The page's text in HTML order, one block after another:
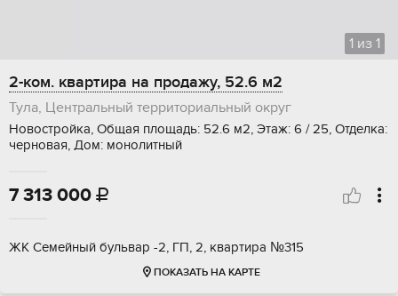
1 из 1
2-ком. квартира на продажу, 52.6 м2
Тула, Центральный территориальный округ
Новостройка, Общая площадь: 52.6 м2, Этаж: 6 / 25, Отделка:
черновая, Дом: монолитный
7 313 000 
ЖК Семейный бульвар -2, ГП, 2, квартира №315
ПОКАЗАТЬ НА КАРТЕ